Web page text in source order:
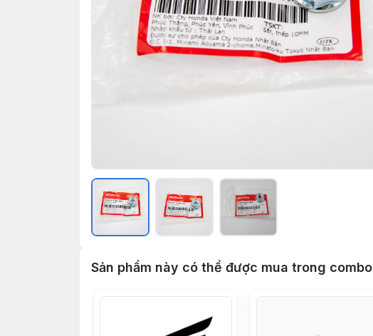
Sản phẩm này có thể được mua trong combo